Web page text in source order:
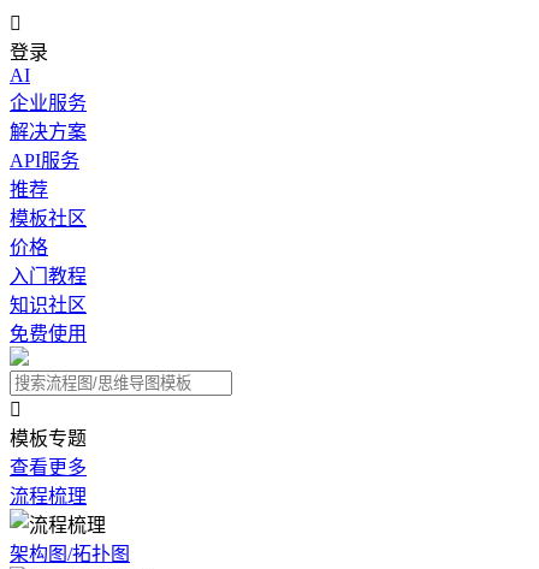

登录
AI
企业服务
解决方案
API服务
推荐
模板社区
价格
入门教程
知识社区
免费使用

模板专题
查看更多
流程梳理
架构图/拓扑图